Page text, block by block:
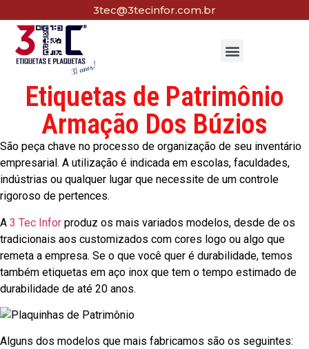
3tec@3tecinfor.com.br
Etiquetas de Patrimônio
Armação Dos Búzios
São peça chave no processo de organização de seu inventário
empresarial. A utilização é indicada em escolas, faculdades,
indústrias ou qualquer lugar que necessite de um controle
rigoroso de pertences.
A 3 Tec Infor produz os mais variados modelos, desde de os
tradicionais aos customizados com cores logo ou algo que
remeta a empresa. Se o que você quer é durabilidade, temos
também etiquetas em aço inox que tem o tempo estimado de
durabilidade de até 20 anos.
Alguns dos modelos que mais fabricamos são os seguintes: